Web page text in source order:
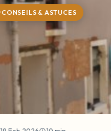
CONSEILS & ASTUCES